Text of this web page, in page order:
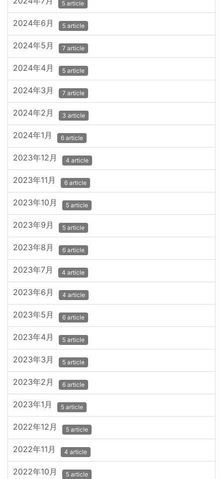
5 article
2024年6月 5 article
2024年5月 7 article
2024年4月 5 article
2024年3月 7 article
2024年2月 3 article
2024年1月 6 article
2023年12月 4 article
2023年11月 6 article
2023年10月 5 article
2023年9月 5 article
2023年8月 6 article
2023年7月 4 article
2023年6月 4 article
2023年5月 6 article
2023年4月 5 article
2023年3月 5 article
2023年2月 6 article
2023年1月 5 article
2022年12月 5 article
2022年11月 4 article
2022年10月 5 article